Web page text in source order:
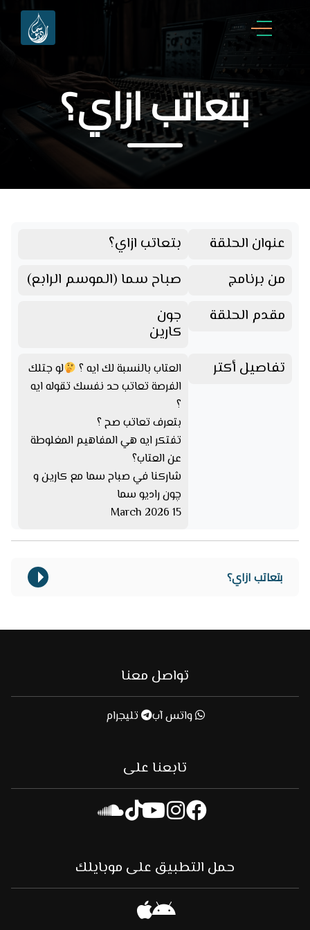
بتعاتب ازاي؟
عنوان الحلقة
بتعاتب ازاي؟
من برنامج
صباح سما (الموسم الرابع)
مقدم الحلقة
جون
كارين
تفاصيل أكتر
العتاب بالنسبة لك ايه ؟
لو جتلك
الفرصة تعاتب حد نفسك تقوله ايه
؟
بتعرف تعاتب صح ؟
تفتكر ايه هي المفاهيم المغلوطة
عن العتاب؟
شاركنا في صباح سما مع كارين و
چون راديو سما
15 March 2026
بتعاتب ازاي؟
تواصل معنا
واتس آب تليجرام
تابعنا على
حمل التطبيق على موبايلك